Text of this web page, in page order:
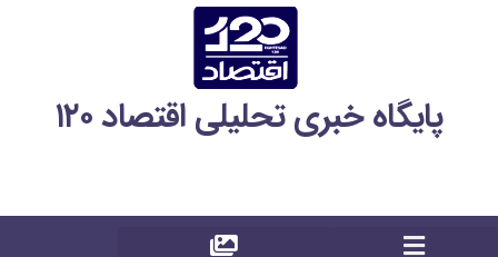
پایگاه خبری تحلیلی اقتصاد ۱۲۰